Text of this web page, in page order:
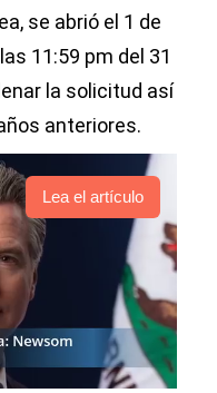
se abrió el 1 de
11:59 pm del 31
la solicitud así
anteriores.
Lea el artículo